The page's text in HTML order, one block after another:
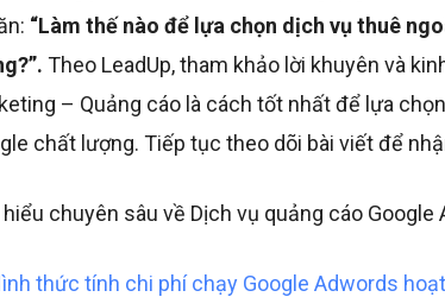
“Làm thế nào để lựa chọn dịch vụ thuê
Theo LeadUp, tham khảo lời khuyên và
– Quảng cáo là cách tốt nhất để lựa
chất lượng. Tiếp tục theo dõi bài viết để
chuyên sâu về Dịch vụ quảng cáo Google
thức tính chi phí chạy Google Adwords